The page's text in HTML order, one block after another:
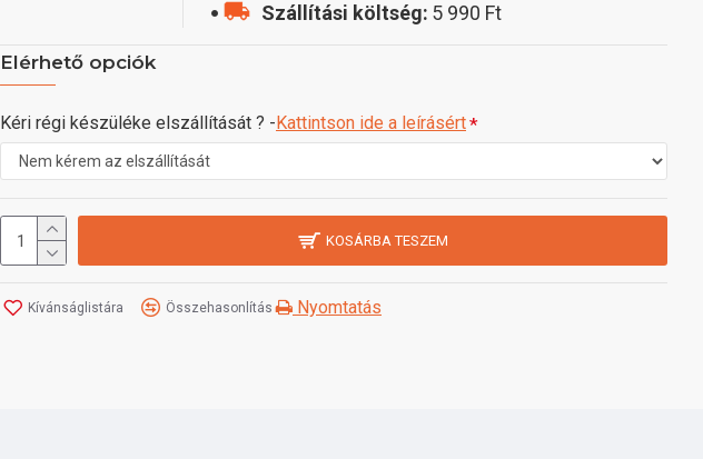
Szállítási költség: 5 990 Ft
Elérhető opciók
Kéri régi készüléke elszállítását ? -Kattintson ide a leírásért
KOSÁRBA TESZEM
Kívánságlistára Összehasonlítás Nyomtatás